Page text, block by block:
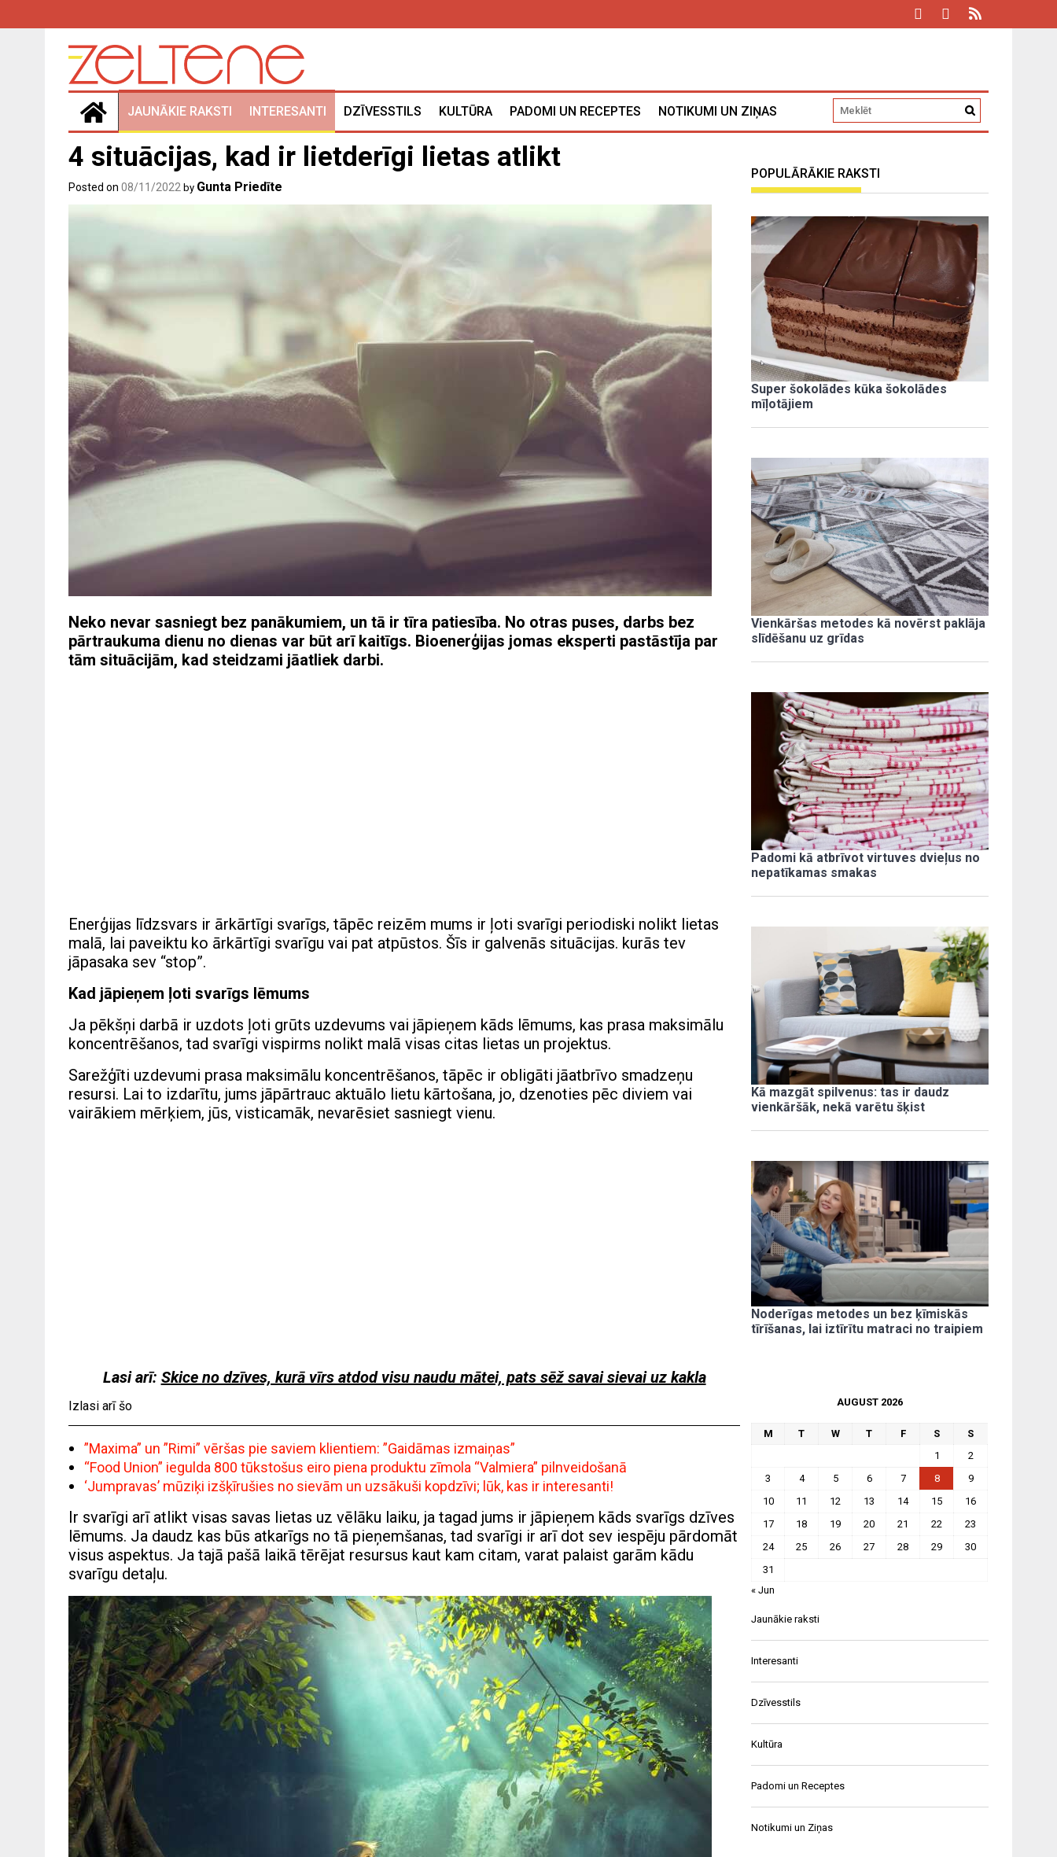
JAUNĀKIE RAKSTI INTERESANTI DZĪVESSTILS KULTŪRA PADOMI UN RECEPTES NOTIKUMI UN ZIŅAS
4 situācijas, kad ir lietderīgi lietas atlikt
Posted on 08/11/2022 by Gunta Priedīte
Neko nevar sasniegt bez panākumiem, un tā ir tīra patiesība. No otras puses, darbs bez
pārtraukuma dienu no dienas var būt arī kaitīgs. Bioenerģijas jomas eksperti pastāstīja par
tām situācijām, kad steidzami jāatliek darbi.
Enerģijas līdzsvars ir ārkārtīgi svarīgs, tāpēc reizēm mums ir ļoti svarīgi periodiski nolikt lietas
malā, lai paveiktu ko ārkārtīgi svarīgu vai pat atpūstos. Šīs ir galvenās situācijas. kurās tev
jāpasaka sev “stop”.
Kad jāpieņem ļoti svarīgs lēmums
Ja pēkšņi darbā ir uzdots ļoti grūts uzdevums vai jāpieņem kāds lēmums, kas prasa maksimālu
koncentrēšanos, tad svarīgi vispirms nolikt malā visas citas lietas un projektus.
Sarežģīti uzdevumi prasa maksimālu koncentrēšanos, tāpēc ir obligāti jāatbrīvo smadzeņu
resursi. Lai to izdarītu, jums jāpārtrauc aktuālo lietu kārtošana, jo, dzenoties pēc diviem vai
vairākiem mērķiem, jūs, visticamāk, nevarēsiet sasniegt vienu.
Lasi arī: Skice no dzīves, kurā vīrs atdod visu naudu mātei, pats sēž savai sievai uz kakla
Izlasi arī šo
”Maxima” un ”Rimi” vēršas pie saviem klientiem: ”Gaidāmas izmaiņas”
“Food Union” iegulda 800 tūkstošus eiro piena produktu zīmola “Valmiera” pilnveidošanā
‘Jumpravas’ mūziķi izšķīrušies no sievām un uzsākuši kopdzīvi; lūk, kas ir interesanti!
Ir svarīgi arī atlikt visas savas lietas uz vēlāku laiku, ja tagad jums ir jāpieņem kāds svarīgs dzīves
lēmums. Ja daudz kas būs atkarīgs no tā pieņemšanas, tad svarīgi ir arī dot sev iespēju pārdomāt
visus aspektus. Ja tajā pašā laikā tērējat resursus kaut kam citam, varat palaist garām kādu
svarīgu detaļu.
POPULĀRĀKIE RAKSTI
Super šokolādes kūka šokolādes
mīļotājiem
Vienkāršas metodes kā novērst paklāja
slīdēšanu uz grīdas
Padomi kā atbrīvot virtuves dvieļus no
nepatīkamas smakas
Kā mazgāt spilvenus: tas ir daudz
vienkāršāk, nekā varētu šķist
Noderīgas metodes un bez ķīmiskās
tīrīšanas, lai iztīrītu matraci no traipiem
AUGUST 2026
M T W T F S
S
1
2
3
4 5 6 7 8
9
10
11 12 13 14 15
16
17
18 19 20 21 22
23
24
25 26 27 28 29
30
31
« Jun
Jaunākie raksti
Interesanti
Dzīvesstils
Kultūra
Padomi un Receptes
Notikumi un Ziņas